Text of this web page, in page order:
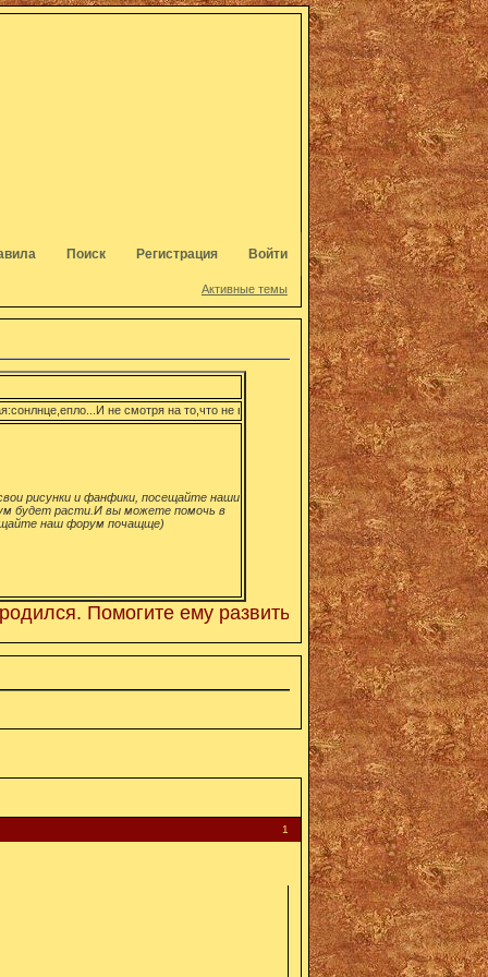
Поиск Регистрация Войти
Активные темы
не смотря на то,что не всё идеально,мы,оптимистически настренные
рисунки и фанфики, посещайте наши
будет расти.И вы можете помочь в
наш форум почащще)
Помогите ему развиться! Просто
1